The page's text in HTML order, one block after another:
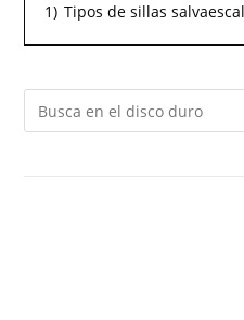
1) Tipos de sillas